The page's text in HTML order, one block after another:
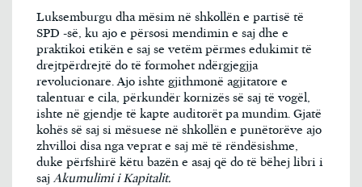
Luksemburgu dha mësim në shkollën e partisë të
SPD -së, ku ajo e përsosi mendimin e saj dhe e
praktikoi etikën e saj se vetëm përmes edukimit të
drejtpërdrejtë do të formohet ndërgjegjja
revolucionare. Ajo ishte gjithmonë agjitatore e
talentuar e cila, përkundër kornizës së saj të vogël,
ishte në gjendje të kapte auditorët pa mundim. Gjatë
kohës së saj si mësuese në shkollën e punëtorëve ajo
zhvilloi disa nga veprat e saj më të rëndësishme,
duke përfshirë këtu bazën e asaj që do të bëhej libri i
saj Akumulimi i Kapitalit.